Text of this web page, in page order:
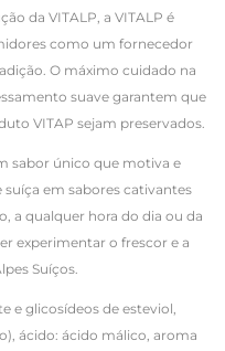
da VITALP, a VITALP é
como um fornecedor
O máximo cuidado na
suave garantem que
VITAP sejam preservados.
sabor único que motiva e
em sabores cativantes
a qualquer hora do dia ou da
experimentar o frescor e a
Suíços.
e glicosídeos de esteviol,
ácido: ácido málico, aroma